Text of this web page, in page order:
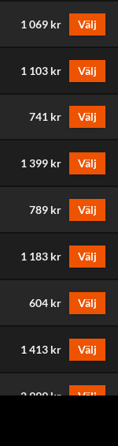
1 069 kr Välj
1 103 kr Välj
741 kr Välj
1 399 kr Välj
789 kr Välj
1 183 kr Välj
604 kr Välj
1 413 kr Välj
2 999 kr Välj